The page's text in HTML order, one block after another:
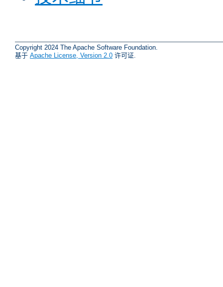
Copyright 2024 The Apache Software Foundation.
基于 Apache License, Version 2.0 许可证.